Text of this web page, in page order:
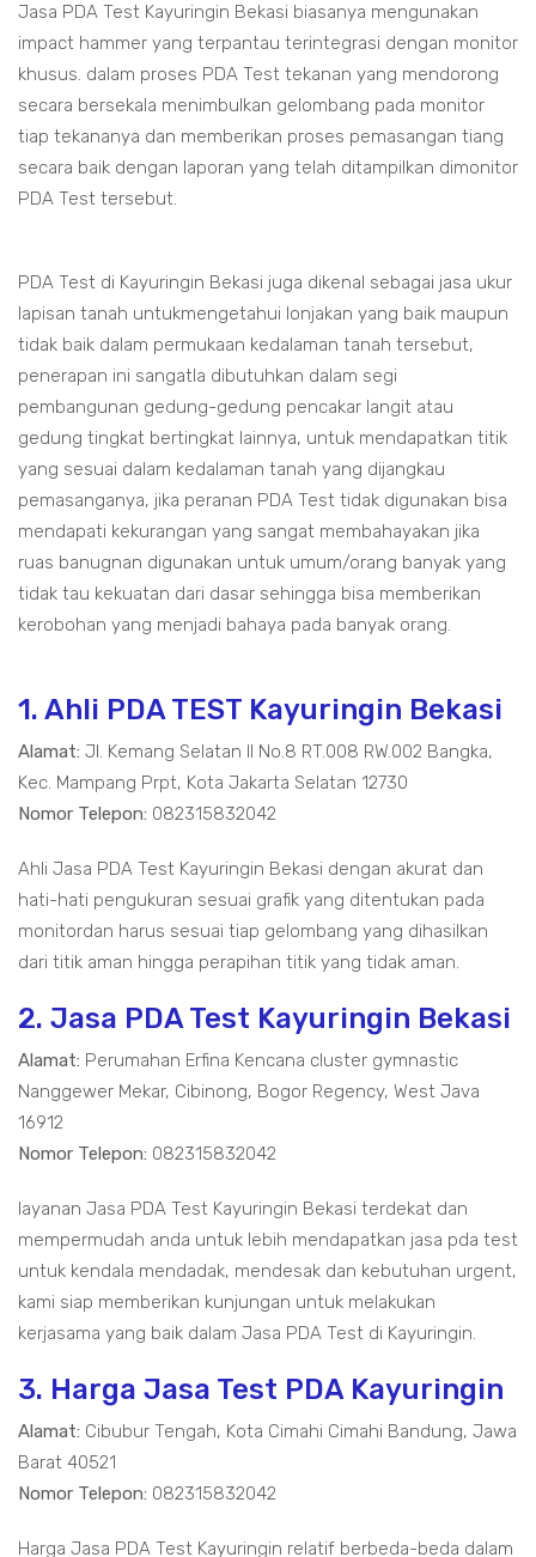
Jasa PDA Test Kayuringin Bekasi biasanya mengunakan
impact hammer yang terpantau terintegrasi dengan monitor
khusus. dalam proses PDA Test tekanan yang mendorong
secara bersekala menimbulkan gelombang pada monitor
tiap tekananya dan memberikan proses pemasangan tiang
secara baik dengan laporan yang telah ditampilkan dimonitor
PDA Test tersebut.
PDA Test di Kayuringin Bekasi juga dikenal sebagai jasa ukur
lapisan tanah untukmengetahui lonjakan yang baik maupun
tidak baik dalam permukaan kedalaman tanah tersebut,
penerapan ini sangatla dibutuhkan dalam segi
pembangunan gedung-gedung pencakar langit atau
gedung tingkat bertingkat lainnya, untuk mendapatkan titik
yang sesuai dalam kedalaman tanah yang dijangkau
pemasanganya, jika peranan PDA Test tidak digunakan bisa
mendapati kekurangan yang sangat membahayakan jika
ruas banugnan digunakan untuk umum/orang banyak yang
tidak tau kekuatan dari dasar sehingga bisa memberikan
kerobohan yang menjadi bahaya pada banyak orang.
1. Ahli PDA TEST Kayuringin Bekasi
Alamat: Jl. Kemang Selatan II No.8 RT.008 RW.002 Bangka,
Kec. Mampang Prpt, Kota Jakarta Selatan 12730
Nomor Telepon: 082315832042
Ahli Jasa PDA Test Kayuringin Bekasi dengan akurat dan
hati-hati pengukuran sesuai grafik yang ditentukan pada
monitordan harus sesuai tiap gelombang yang dihasilkan
dari titik aman hingga perapihan titik yang tidak aman.
2. Jasa PDA Test Kayuringin Bekasi
Alamat: Perumahan Erfina Kencana cluster gymnastic
Nanggewer Mekar, Cibinong, Bogor Regency, West Java
16912
Nomor Telepon: 082315832042
layanan Jasa PDA Test Kayuringin Bekasi terdekat dan
mempermudah anda untuk lebih mendapatkan jasa pda test
untuk kendala mendadak, mendesak dan kebutuhan urgent,
kami siap memberikan kunjungan untuk melakukan
kerjasama yang baik dalam Jasa PDA Test di Kayuringin.
3. Harga Jasa Test PDA Kayuringin
Alamat: Cibubur Tengah, Kota Cimahi Cimahi Bandung, Jawa
Barat 40521
Nomor Telepon: 082315832042
Harga Jasa PDA Test Kayuringin relatif berbeda-beda dalam